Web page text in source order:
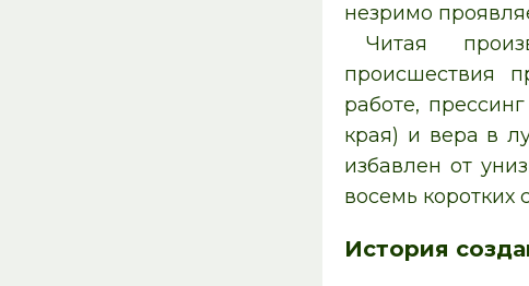
незримо
Читая
происшествия
работе,
края) и вера в
избавлен от
восемь коротких
История